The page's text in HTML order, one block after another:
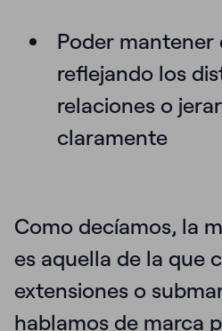
Poder mantener
reflejando los
relaciones o
claramente
Como decíamos, la
es aquella de la que
extensiones o
hablamos de marca